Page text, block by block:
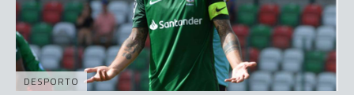
DESPORTO